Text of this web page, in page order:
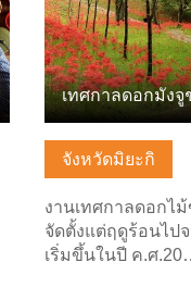
จังหวัดมิยะกิ
งานเทศกาลดอกไ
จัดตั้งแต่ฤดูร้อนไป
เริ่มขึ้นในปี ค.ศ
เทศกาลดอกมังจู